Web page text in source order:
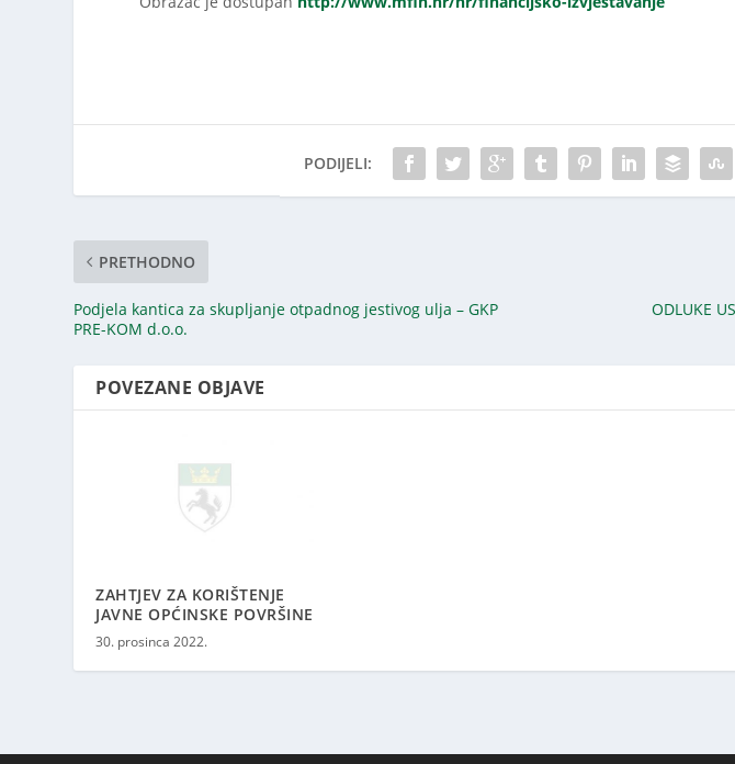
PODIJELI:
PRETHODNO
Podjela kantica za skupljanje otpadnog jestivog ulja – GKP
PRE-KOM d.o.o.
ODLUKE
POVEZANE OBJAVE
ZAHTJEV ZA KORIŠTENJE
JAVNE OPĆINSKE POVRŠINE
30. prosinca 2022.